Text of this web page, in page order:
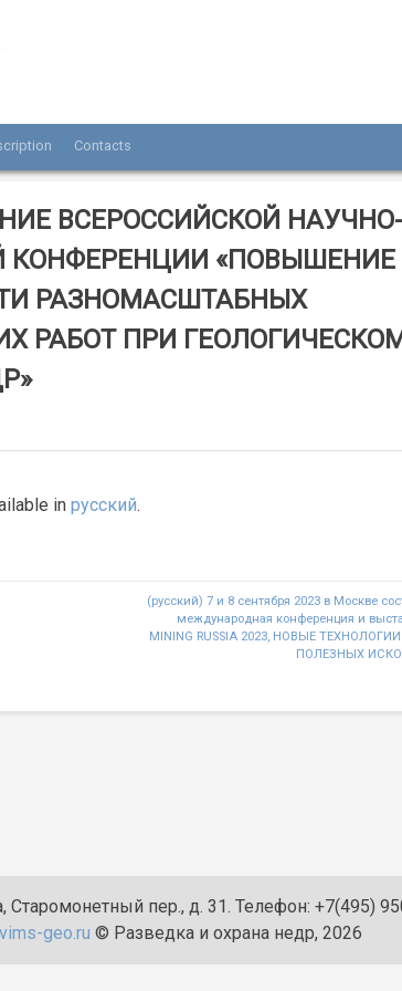
и охрана недр»
Contacts
ВСЕРОССИЙСКОЙ НАУЧНО-
КОНФЕРЕНЦИИ «ПОВЫШЕНИЕ
РАЗНОМАСШТАБНЫХ
РАБОТ ПРИ ГЕОЛОГИЧЕСКОМ
in русский.
(русский) 7 и 8 сентября 2023 в Москве
международная конференция и
MINING RUSSIA 2023, НОВЫЕ
ПОЛЕЗНЫХ
Старомонетный пер., д. 31. Телефон: +7(495)
geo.ru © Разведка и охрана недр, 2026